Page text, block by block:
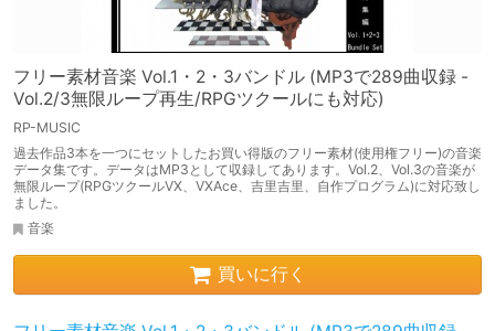
フリー素材音楽 Vol.1・2・3バンドル (MP3で289曲収録 -
Vol.2/3無限ループ再生/RPGツクールにも対応)
RP-MUSIC
過去作品3本を一つにセットしたお買い得版のフリー素材(使用権フリー)の音楽
データ集です。データはMP3として収録してあります。Vol.2、Vol.3の音楽が
無限ループ(RPGツクールVX、VXAce、吉里吉里、自作プログラム)に対応致し
ました。
音楽
買いに行く